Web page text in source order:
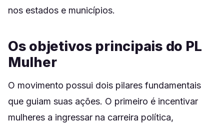
nos estados e municípios.
Os objetivos principais do PL
Mulher
O movimento possui dois pilares fundamentais
que guiam suas ações. O primeiro é incentivar
mulheres a ingressar na carreira política,